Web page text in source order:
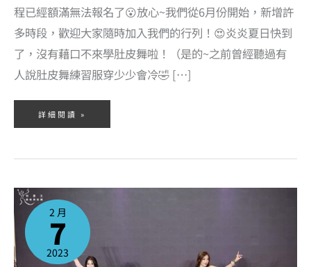
程已經額滿無法報名了😮放心~我們從6月份開始，新增許
多時段，歡迎大家隨時加入我們的行列！😍炎炎夏日快到
了，沒有藉口不來學肚皮舞啦！（是的~之前曾經聽過有
人說肚皮舞練習服穿少少會冷🤣 […]
詳細閱讀 »
2 月
7
2023
2023
年
2
啦！
快